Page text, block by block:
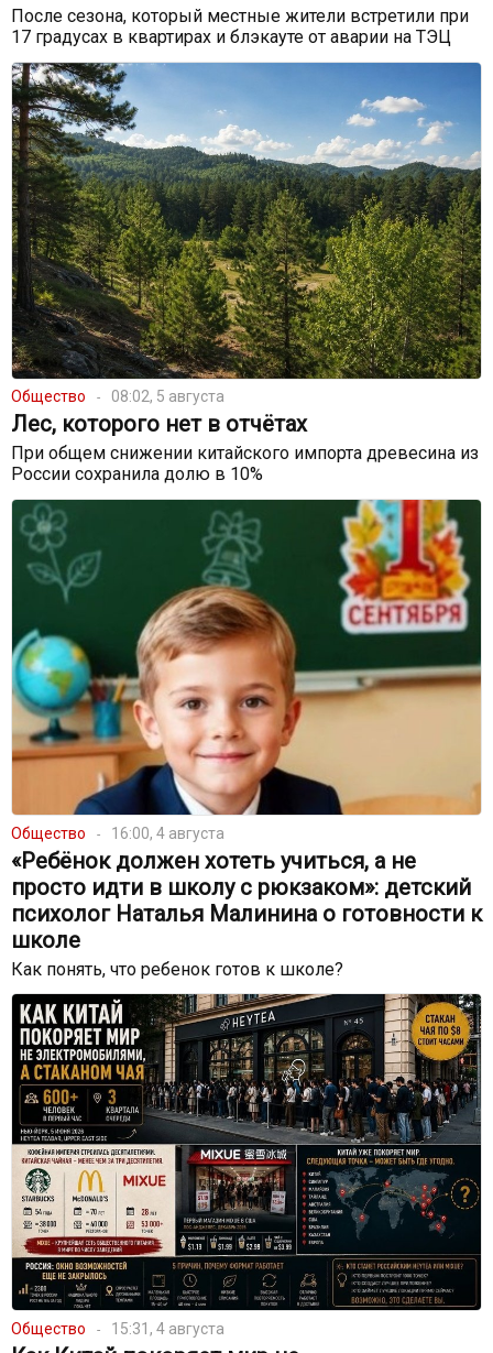
После сезона, который местные жители встретили при
17 градусах в квартирах и блэкауте от аварии на ТЭЦ
Общество 08:02, 5 августа
Лес, которого нет в отчётах
При общем снижении китайского импорта древесина из
России сохранила долю в 10%
Общество 16:00, 4 августа
«Ребёнок должен хотеть учиться, а не
просто идти в школу с рюкзаком»: детский
психолог Наталья Малинина о готовности к
школе
Как понять, что ребенок готов к школе?
Общество 15:31, 4 августа